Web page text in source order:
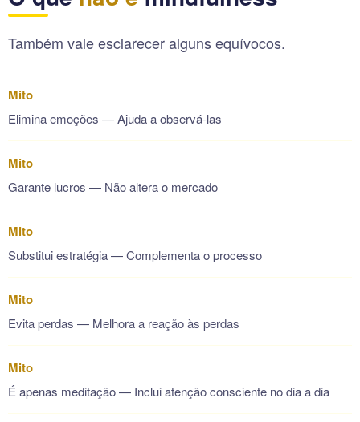
Também vale esclarecer alguns equívocos.
Mito
Elimina emoções — Ajuda a observá-las
Mito
Garante lucros — Não altera o mercado
Mito
Substitui estratégia — Complementa o processo
Mito
Evita perdas — Melhora a reação às perdas
Mito
É apenas meditação — Inclui atenção consciente no dia a dia